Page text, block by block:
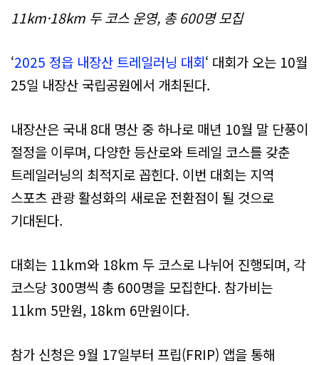
11km·18km 두 코스 운영, 총 600명 모집
‘2025 정읍 내장산 트레일러닝 대회‘ 대회가 오는 10월
25일 내장산 국립공원에서 개최된다.
내장산은 국내 8대 명산 중 하나로 매년 10월 말 단풍이
절정을 이루며, 다양한 등산로와 트레일 코스를 갖춘
트레일러닝의 최적지로 꼽힌다. 이번 대회는 지역
스포츠 관광 활성화의 새로운 전환점이 될 것으로
기대된다.
대회는 11km와 18km 두 코스로 나뉘어 진행되며, 각
코스당 300명씩 총 600명을 모집한다. 참가비는
11km 5만원, 18km 6만원이다.
참가 신청은 9월 17일부터 프립(FRIP) 앱을 통해